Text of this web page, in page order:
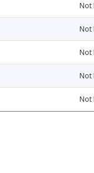
Not
Not
Not
Not
Not